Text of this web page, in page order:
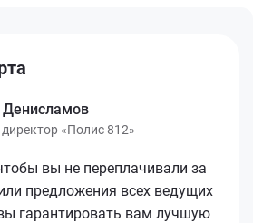
Денисламов
«Полис 812»
вы не переплачивали за
предложения всех ведущих
гарантировать вам лучшую